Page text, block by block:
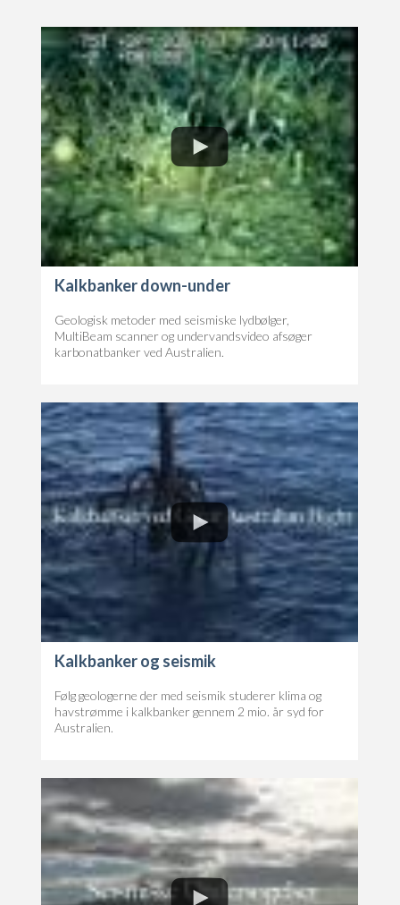
Kalkbanker down-under
Geologisk metoder med seismiske lydbølger,
MultiBeam scanner og undervandsvideo afsøger
karbonatbanker ved Australien.
Kalkbanker og seismik
Følg geologerne der med seismik studerer klima og
havstrømme i kalkbanker gennem 2 mio. år syd for
Australien.